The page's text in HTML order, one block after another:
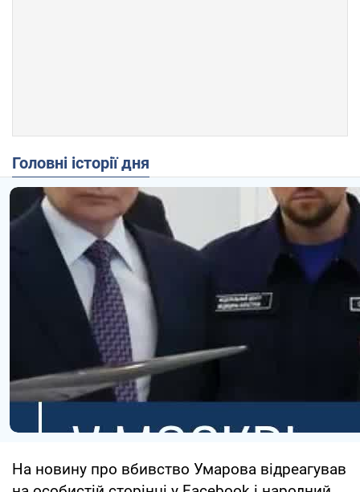
Головні історії дня
На новину про вбивство Умарова відреагував